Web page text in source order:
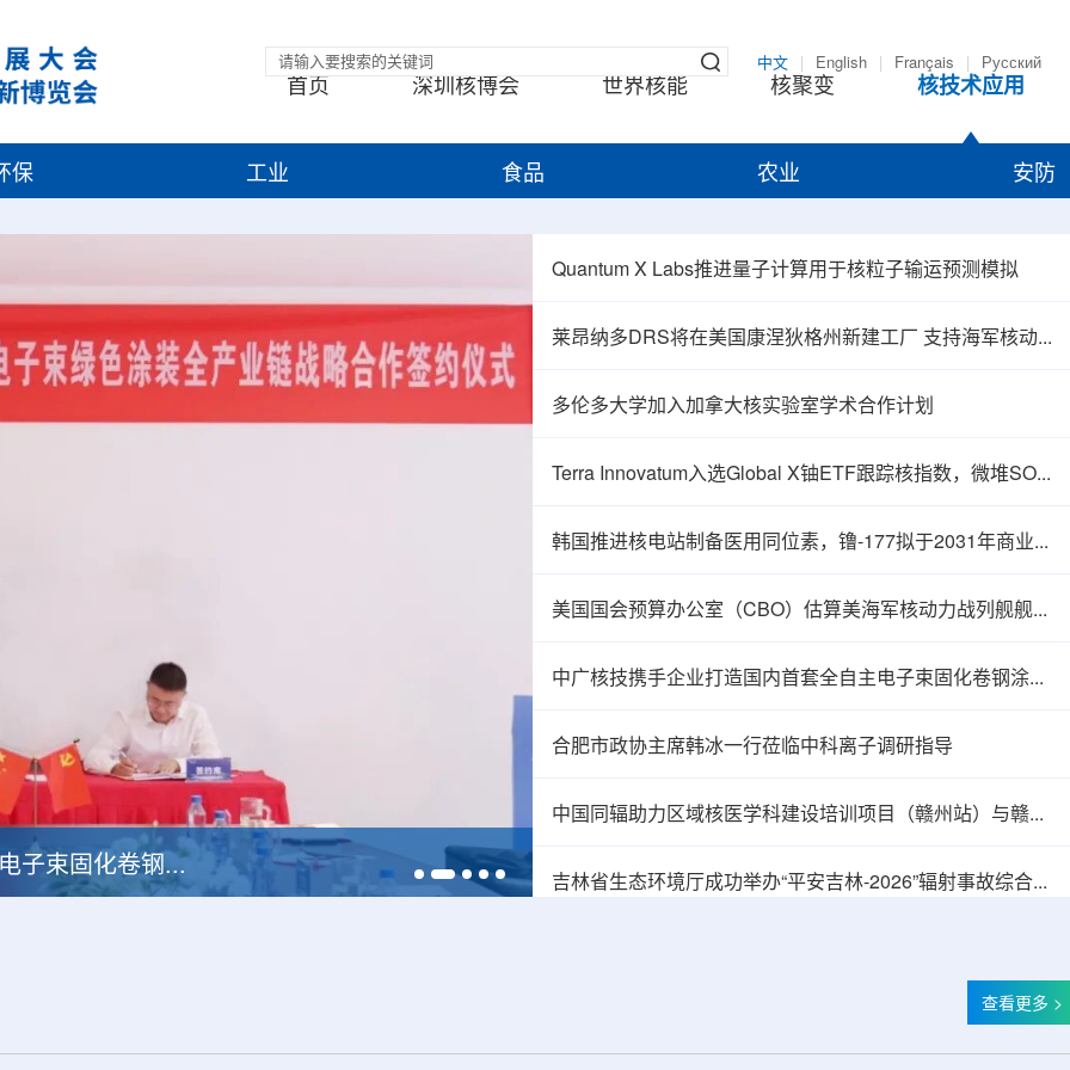
中文 English Français Русский
首页 深圳核博会 世界核能 核聚变 核技术应用
保 工业 食品 农业 安防
中广核达胜携手浙江嘉广束 打造国内首套全自主电子束固化卷钢涂装产业链 塞内加尔寻求利用核能提升农业生产力
Quantum X Labs推进量子计算用于核粒子输运预测模拟
莱昂纳多DRS将在美国康涅狄格州新建工厂 支持海军核动力推进相关业务增长
多伦多大学加入加拿大核实验室学术合作计划
Terra Innovatum入选Global X铀ETF跟踪核指数，微堆SOLO™获被动资金曝光
韩国推进核电站制备医用同位素，镥-177拟于2031年商业化生产
美国国会预算办公室（CBO）估算美海军核动力战列舰舰队总成本2750亿美元
中广核技携手企业打造国内首套全自主电子束固化卷钢涂装产业链
合肥市政协主席韩冰一行莅临中科离子调研指导
中国同辐助力区域核医学科建设培训项目（赣州站）与赣州市肿瘤医院核医学诊疗高质量建设项目同步启动
吉林省生态环境厅成功举办“平安吉林-2026”辐射事故综合应急演习
查看更多 >